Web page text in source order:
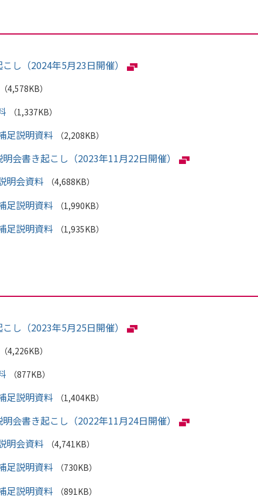
し（2024年5月23日開催）
（4,578KB）
（1,337KB）
足説明資料 （2,208KB）
会書き起こし（2023年11月22日開催）
明会資料
（4,688KB）
足説明資料 （1,990KB）
足説明資料 （1,935KB）
し（2023年5月25日開催）
（4,226KB）
（877KB）
足説明資料 （1,404KB）
会書き起こし（2022年11月24日開催）
明会資料
（4,741KB）
足説明資料 （730KB）
足説明資料 （891KB）